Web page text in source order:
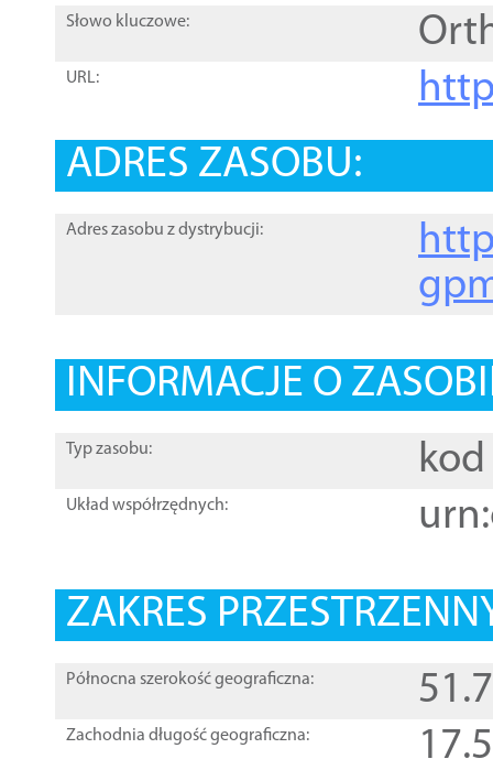
Słowo kluczowe:
URL:
ADRES ZASOBU:
Adres zasobu z dystrybucji:
INFORMACJE O
Typ zasobu: kod
Układ współrzędnych:
ZAKRES
Północna szerokość geograficzna:
Zachodnia długość geograficzna: